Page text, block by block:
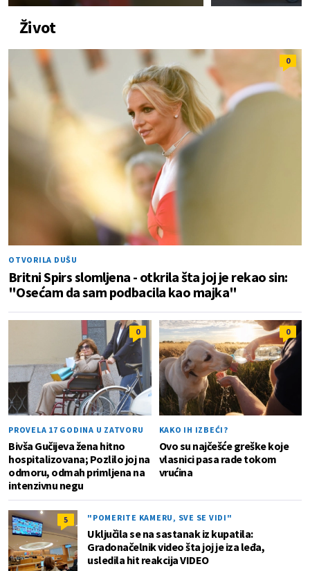
Život
0
OTVORILA DUŠU
Britni Spirs slomljena - otkrila šta joj je rekao sin:
"Osećam da sam podbacila kao majka"
0
PROVELA 17 GODINA U ZATVORU
Bivša Gučijeva žena hitno
hospitalizovana; Pozlilo joj na
odmoru, odmah primljena na
intenzivnu negu
0
KAKO IH IZBEĆI?
Ovo su najčešće greške koje
vlasnici pasa rade tokom
vrućina
5 "POMERITE KAMERU, SVE SE VIDI"
Uključila se na sastanak iz kupatila:
Gradonačelnik video šta joj je iza leđa,
usledila hit reakcija VIDEO